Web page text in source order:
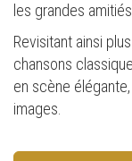
les grandes
Revisitant ainsi
chansons
en scène
images.